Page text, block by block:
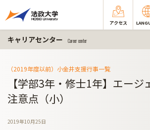
アクセス
キャリアセンター Career center
（2019年度以前）小金井支援行事一覧
【学部3年・修士1年】エージ
注意点（小）
2019年10月25日